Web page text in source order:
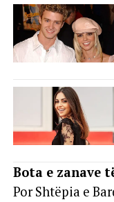
Bota e zanave
Por Shtëpia e